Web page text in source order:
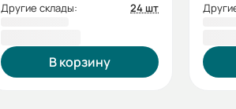
Другие склады:
24 шт
В корзину